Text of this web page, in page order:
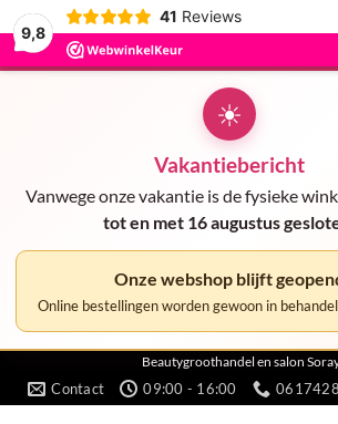
9,8
41 Reviews
☀
Vakantiebericht
Vanwege onze vakantie is de fysieke
tot en met 16 augustus
Onze webshop blijft
Online bestellingen worden gewoon in
naar
Beautygroothandel en salon
Contact 09:00 - 16:00